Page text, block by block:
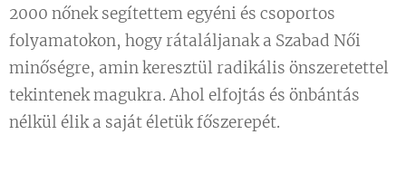
2000 nőnek segítettem egyéni és csoportos
folyamatokon, hogy rátaláljanak a Szabad Női
minőségre, amin keresztül radikális önszeretettel
tekintenek magukra. Ahol elfojtás és önbántás
nélkül élik a saját életük főszerepét.